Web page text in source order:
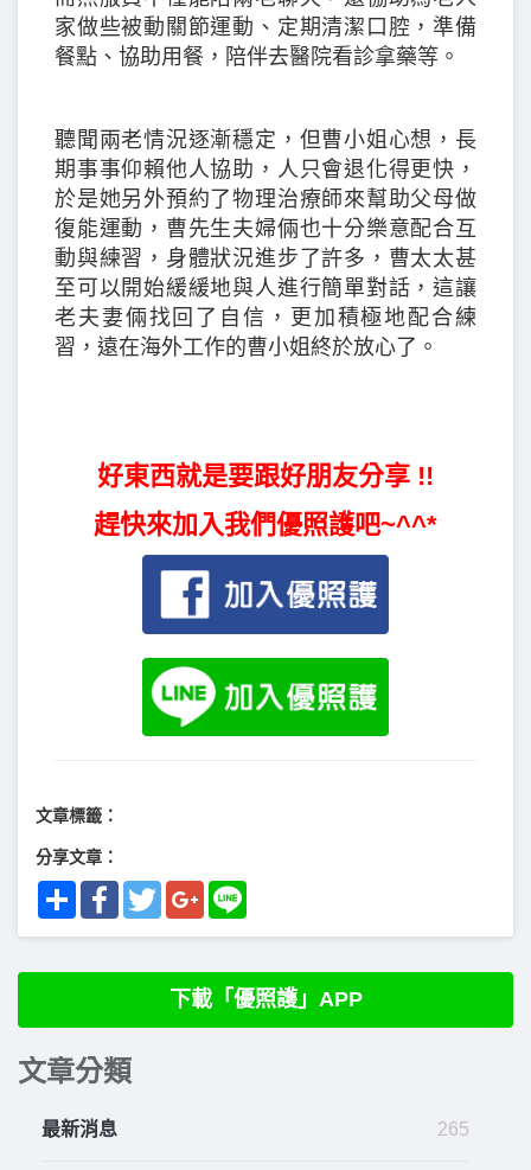
家做些被動關節運動、定期清潔口腔，準備
餐點、協助用餐，陪伴去醫院看診拿藥等。
聽聞兩老情況逐漸穩定，但曹小姐心想，長
期事事仰賴他人協助，人只會退化得更快，
於是她另外預約了物理治療師來幫助父母做
復能運動，曹先生夫婦倆也十分樂意配合互
動與練習，身體狀況進步了許多，曹太太甚
至可以開始緩緩地與人進行簡單對話，這讓
老夫妻倆找回了自信，更加積極地配合練
習，遠在海外工作的曹小姐終於放心了。
好東西就是要跟好朋友分享 !!
趕快來加入我們優照護吧~^^*
文章標籤：
分享文章：
Share FacebookTwitterGoogle+
下載「優照護」APP
文章分類
最新消息 265